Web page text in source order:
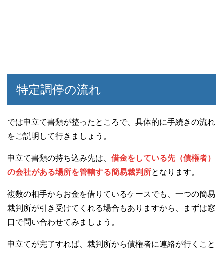
特定調停の流れ
では申立て書類が整ったところで、具体的に手続きの流れ
をご説明して行きましょう。
申立て書類の持ち込み先は、 借金をしている先（債権者）
の会社がある場所を管轄する簡易裁判所となります。
複数の相手からお金を借りているケースでも、一つの簡易
裁判所が引き受けてくれる場合もありますから、まずは窓
口で問い合わせてみましょう。
申立てが完了すれば、裁判所から債権者に連絡が行くこと